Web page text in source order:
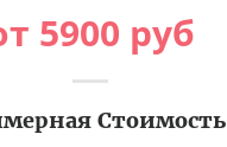
5900 руб
Стоимость